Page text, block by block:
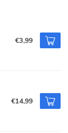
€3,99
€14,99